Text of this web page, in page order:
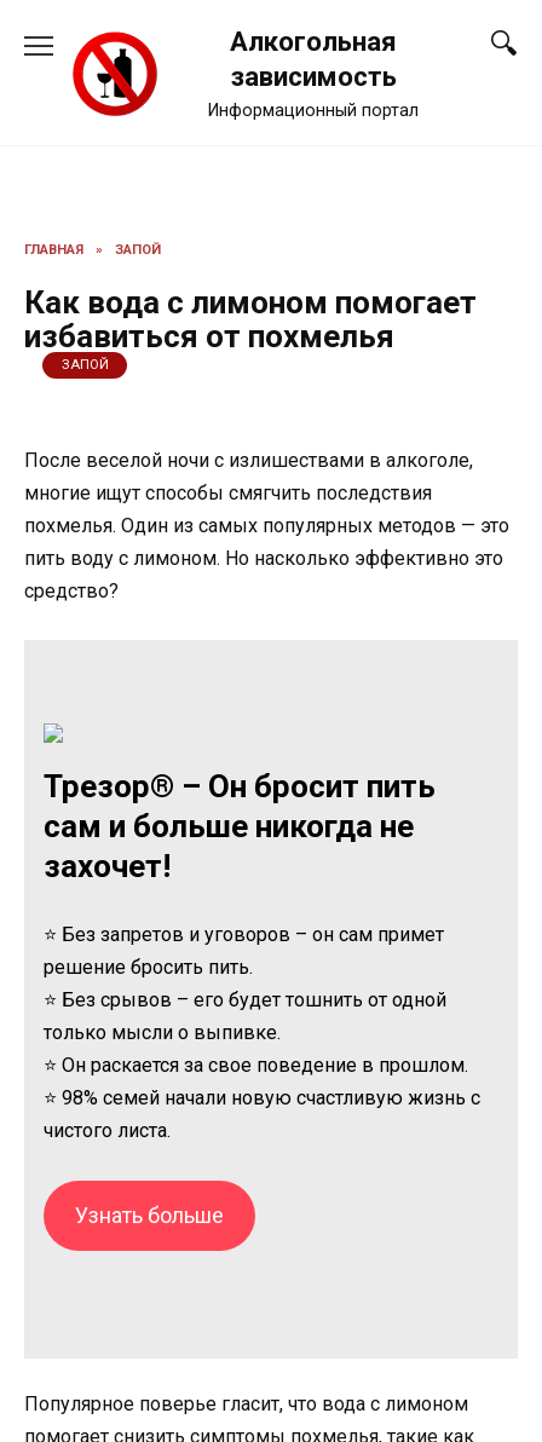
содержанию
Алкогольная
зависимость
Информационный портал
ГЛАВНАЯ » ЗАПОЙ
Как вода с лимоном помогает
избавиться от похмелья
ЗАПОЙ
После веселой ночи с излишествами в алкоголе,
многие ищут способы смягчить последствия
похмелья. Один из самых популярных методов — это
пить воду с лимоном. Но насколько эффективно это
средство?
Трезор® – Он бросит пить
сам и больше никогда не
захочет!
⭐ Без запретов и уговоров – он сам примет
решение бросить пить.
⭐ Без срывов – его будет тошнить от одной
только мысли о выпивке.
⭐ Он раскается за свое поведение в прошлом.
⭐ 98% семей начали новую счастливую жизнь с
чистого листа.
Узнать больше
Популярное поверье гласит, что вода с лимоном
помогает снизить симптомы похмелья, такие как